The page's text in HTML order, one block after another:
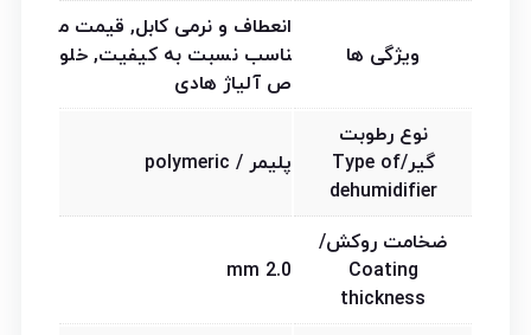
ویژگی ها
انعطاف و نرمی کابل, قیمت م
ناسب نسبت به کیفیت, خلو
ص آلیاژ هادی
نوع رطوبت
گیر/Type of
dehumidifier
پلیمر / polymeric
ضخامت روکش/
Coating
thickness
2.0 mm